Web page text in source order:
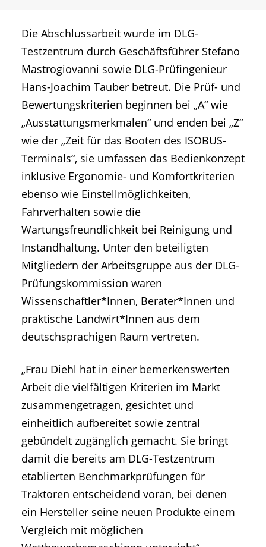
Die Abschlussarbeit wurde im DLG-
Testzentrum durch Geschäftsführer Stefano
Mastrogiovanni sowie DLG-Prüfingenieur
Hans-Joachim Tauber betreut. Die Prüf- und
Bewertungskriterien beginnen bei „A“ wie
„Ausstattungsmerkmalen“ und enden bei „Z“
wie der „Zeit für das Booten des ISOBUS-
Terminals“, sie umfassen das Bedienkonzept
inklusive Ergonomie- und Komfortkriterien
ebenso wie Einstellmöglichkeiten,
Fahrverhalten sowie die
Wartungsfreundlichkeit bei Reinigung und
Instandhaltung. Unter den beteiligten
Mitgliedern der Arbeitsgruppe aus der DLG-
Prüfungskommission waren
Wissenschaftler*Innen, Berater*Innen und
praktische Landwirt*Innen aus dem
deutschsprachigen Raum vertreten.
„Frau Diehl hat in einer bemerkenswerten
Arbeit die vielfältigen Kriterien im Markt
zusammengetragen, gesichtet und
einheitlich aufbereitet sowie zentral
gebündelt zugänglich gemacht. Sie bringt
damit die bereits am DLG-Testzentrum
etablierten Benchmarkprüfungen für
Traktoren entscheidend voran, bei denen
ein Hersteller seine neuen Produkte einem
Vergleich mit möglichen